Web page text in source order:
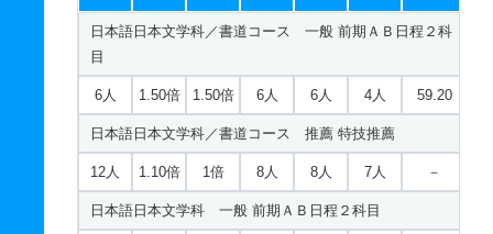
情報工学科 一般 ニ 後期日程２科目方式
2人
情報工学科 推薦 公募推薦併願制
37人 1.20倍 1.50倍 325人 318人 261人
情報工学科 推薦 特技推薦
3人 1倍 － 3人 3人 3人
日本語日本文学科／書道コース 一般 前期ＡＢ日程２科
目
6人 1.50倍 1.50倍 6人 6人 4人 59.20
日本語日本文学科／書道コース 推薦 特技推薦
12人 1.10倍 1倍 8人 8人 7人 －
日本語日本文学科 一般 前期ＡＢ日程２科目